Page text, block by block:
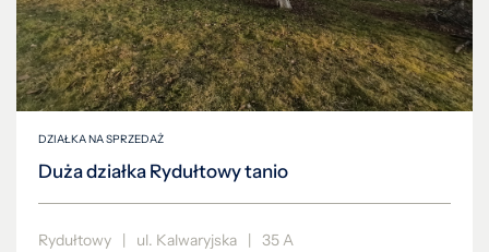
DZIAŁKA NA SPRZEDAŻ
Duża działka Rydułtowy tanio
Rydułtowy | ul. Kalwaryjska | 35 A